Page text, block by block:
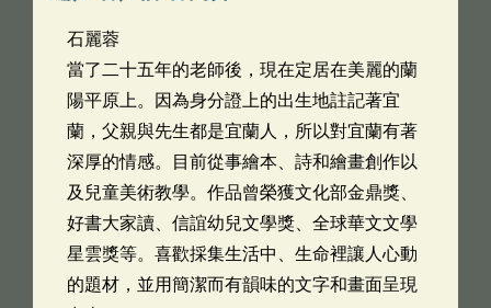
石麗蓉
當了二十五年的老師後，現在定居在美麗的蘭
陽平原上。因為身分證上的出生地註記著宜
蘭，父親與先生都是宜蘭人，所以對宜蘭有著
深厚的情感。目前從事繪本、詩和繪畫創作以
及兒童美術教學。作品曾榮獲文化部金鼎獎、
好書大家讀、信誼幼兒文學獎、全球華文文學
星雲獎等。喜歡採集生活中、生命裡讓人心動
的題材，並用簡潔而有韻味的文字和畫面呈現